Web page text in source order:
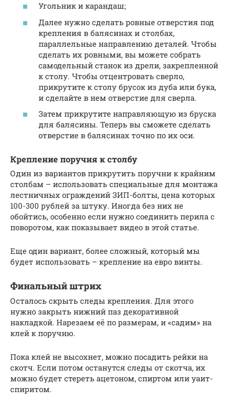
Угольник и карандаш;
Далее нужно сделать ровные отверстия под
крепления в балясинах и столбах,
параллельные направлению деталей. Чтобы
сделать их ровными, вы можете собрать
самодельный станок из дрели, закрепленной
к столу. Чтобы отцентровать сверло,
прикрутите к столу брусок из дуба или бука,
и сделайте в нем отверстие для сверла.
Затем прикрутите направляющую из бруска
для балясины. Теперь вы сможете сделать
отверстие в балясинах точно по их оси.
Крепление поручня к столбу
Один из вариантов прикрутить поручни к крайним
столбам – использовать специальные для монтажа
лестничных ограждений ЗИП-болты, цена которых
100-300 рублей за штуку. Иногда без них не
обойтись, особенно если нужно соединить перила с
поворотом, как показывает видео в этой статье.
Еще один вариант, более сложный, который мы
будет использовать – крепление на евро винты.
Финальный штрих
Осталось скрыть следы крепления. Для этого
нужно закрыть нижний паз декоративной
накладкой. Нарезаем её по размерам, и «садим» на
клей к поручню.
Пока клей не высохнет, можно посадить рейки на
скотч. Если потом останутся следы от скотча, их
можно будет стереть ацетоном, спиртом или уаит-
спиритом.